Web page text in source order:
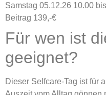
Samstag 05.12.26 10.00
Beitrag 139,-€
Für wen ist
geeignet?
Dieser Selfcare-Tag ist für